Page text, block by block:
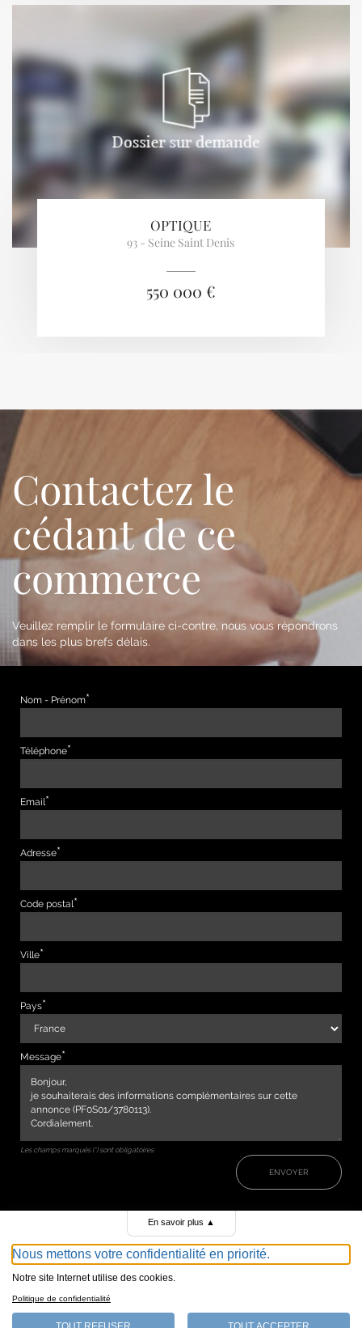
OPTIQUE
93 - Seine Saint Denis
550 000 €
Contactez le
cédant de ce
commerce
Veuillez remplir le formulaire ci-contre, nous vous répondrons
dans les plus brefs délais.
Nom - Prénom
Téléphone
Email
Adresse
Code postal
Ville
Pays
Message
Les champs marqués (*) sont obligatoires
ENVOYER
En savoir plus ▲
Nous mettons votre confidentialité en priorité.
Notre site Internet utilise des cookies.
Politique de confidentialité